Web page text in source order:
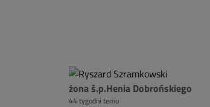
żona ś.p.Henia Dobrońskiego
44 tygodni temu